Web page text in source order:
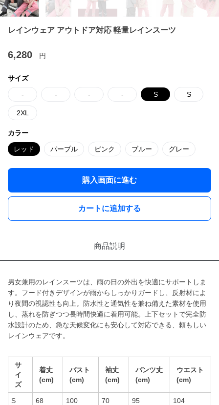
レインウェア アウトドア対応 軽量レインスーツ
6,280 円
サイズ
- - - - S S
2XL
カラー
レッド パープル ピンク ブルー グレー
購入画面に進む
カートに追加する
商品説明
男女兼用のレインスーツは、雨の日の外出を快適にサポートしま
す。フード付きデザインが雨からしっかりガードし、反射材によ
り夜間の視認性も向上。防水性と通気性を兼ね備えた素材を使用
し、蒸れを防ぎつつ長時間快適に着用可能。上下セットで完全防
水設計のため、急な天候変化にも安心して対応できる、頼もしい
レインウェアです。
サ
イ
ズ
着丈
(cm)
バスト
(cm)
袖丈
(cm)
パンツ丈
(cm)
ウエスト
(cm)
S 68 100 70 95 104